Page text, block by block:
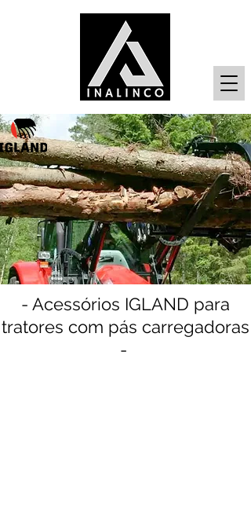
- Acessórios IGLAND para
tratores com pás carregadoras
-